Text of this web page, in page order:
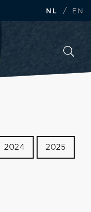
NL / EN
2024 2025